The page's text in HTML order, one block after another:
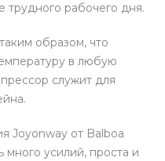
трудного рабочего дня.
образом, что
в любую
служит для
Joyonway от Balboa
усилий, проста и